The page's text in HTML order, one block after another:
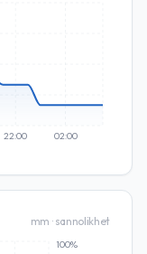
22:00 02:00
mm · sannolikhet
100%